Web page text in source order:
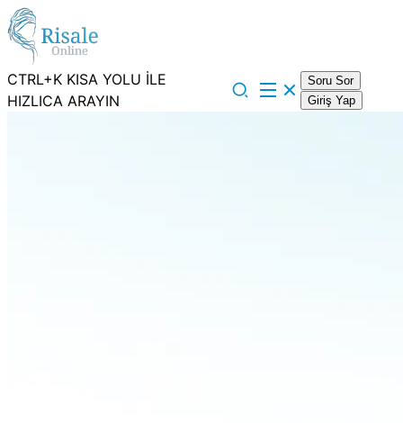
CTRL+K KISA YOLU İLE
HIZLICA ARAYIN
Soru Sor
Giriş Yap